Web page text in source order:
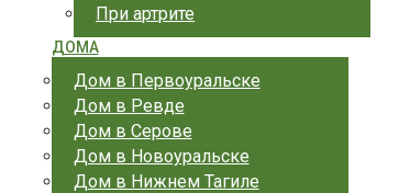
При артрите
ДОМА
Дом в Первоуральске
Дом в Ревде
Дом в Серове
Дом в Новоуральске
Дом в Нижнем Тагиле